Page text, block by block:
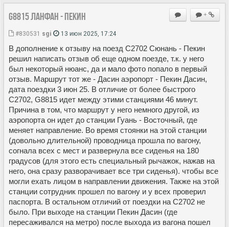
+
G8815 Ланфан - Пекин
#830531 sgi 13 июн 2025, 17:24
В дополнение к отзыву на поезд C2702 Сюнань - Пекин
решил написать отзыв об еще одном поезде, т.к. у него
был некоторый нюанс, да и мало фото попало в первый
отзыв. Маршрут тот же - Дасин аэропорт - Пекин Дасин,
дата поездки 3 июн 25. В отличие от более быстрого
С2702, G8815 идет между этими станциями 46 минут.
Причина в том, что маршрут у него немного другой, из
аэропорта он идет до станции Гуань - Восточный, где
меняет направление. Во время стоянки на этой станции
(довольно длительной) проводница прошла по вагону,
согнала всех с мест и развернула все сиденья на 180
градусов (для этого есть специальный рычажок, нажав на
него, она сразу разворачивает все три сиденья). чтобы все
могли ехать лицом в направлении движения. Также на этой
станции сотрудник прошел по вагону и у всех проверил
паспорта. В остальном отличий от поездки на C2702 не
было. При выходе на станции Пекин Дасин (где
пересаживался на метро) после выхода из вагона пошел